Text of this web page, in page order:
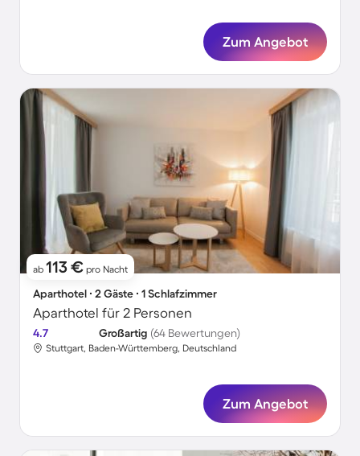
Zum Angebot
ab 113 € pro Nacht
Aparthotel ∙ 2 Gäste ∙ 1 Schlafzimmer
Aparthotel für 2 Personen
4.7 Großartig (64 Bewertungen)
Stuttgart, Baden-Württemberg, Deutschland
Zum Angebot